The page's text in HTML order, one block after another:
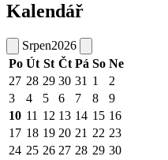
Kalendář
Srpen2026
Po Út St Čt Pá So Ne
27 28 29 30 31 1
2
3
4 5 6 7 8
9
10 11 12 13 14 15 16
17 18 19 20 21 22 23
24 25 26 27 28 29 30